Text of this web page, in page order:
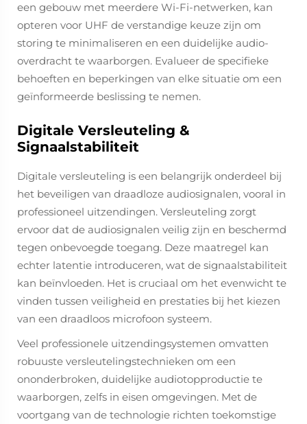
een gebouw met meerdere Wi-Fi-netwerken, kan
opteren voor UHF de verstandige keuze zijn om
storing te minimaliseren en een duidelijke audio-
overdracht te waarborgen. Evalueer de specifieke
behoeften en beperkingen van elke situatie om een
geïnformeerde beslissing te nemen.
Digitale Versleuteling &
Signaalstabiliteit
Digitale versleuteling is een belangrijk onderdeel bij
het beveiligen van draadloze audiosignalen, vooral in
professioneel uitzendingen. Versleuteling zorgt
ervoor dat de audiosignalen veilig zijn en beschermd
tegen onbevoegde toegang. Deze maatregel kan
echter latentie introduceren, wat de signaalstabiliteit
kan beïnvloeden. Het is cruciaal om het evenwicht te
vinden tussen veiligheid en prestaties bij het kiezen
van een draadloos microfoon systeem.
Veel professionele uitzendingsystemen omvatten
robuuste versleutelingstechnieken om een
ononderbroken, duidelijke audiotopproductie te
waarborgen, zelfs in eisen omgevingen. Met de
voortgang van de technologie richten toekomstige